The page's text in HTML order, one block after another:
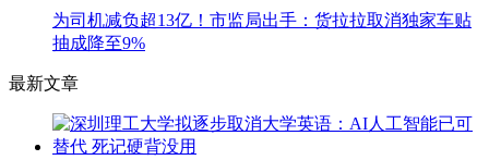
为司机减负超13亿！市监局出手：货拉拉取消独家车贴
抽成降至9%
最新文章